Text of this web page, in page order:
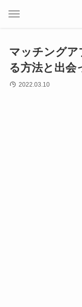
マッチングア
る方法と出会
2022.03.10